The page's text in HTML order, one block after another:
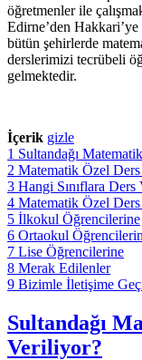
öğretmenler ile
Edirne’den
bütün şehirlerde
derslerimizi tecrübeli
gelmektedir.
İçerik gizle
1 Sultandağı
2 Matematik Özel Ders
3 Hangi Sınıflara
4 Matematik Özel Ders
5 İlkokul Öğrencilerine
6 Ortaokul
7 Lise Öğrencilerine
8 Merak Edilenler
9 Bizimle İletişime
Sultandağı
Veriliyor?